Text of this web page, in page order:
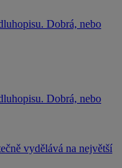
Dobrá, nebo
Dobrá, nebo
vydělává na největší